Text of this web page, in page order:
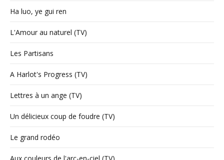
Ha luo, ye gui ren
L'Amour au naturel (TV)
Les Partisans
A Harlot's Progress (TV)
Lettres à un ange (TV)
Un délicieux coup de foudre (TV)
Le grand rodéo